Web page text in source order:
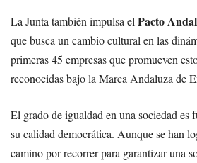
La Junta también impulsa el Pacto
que busca un cambio cultural en las
primeras 45 empresas que promueven
reconocidas bajo la Marca Andaluza de
El grado de igualdad en una sociedad es
su calidad democrática. Aunque se han
camino por recorrer para garantizar una